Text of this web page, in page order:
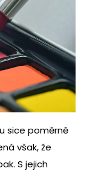
sice poměrně
však, že
S jejich